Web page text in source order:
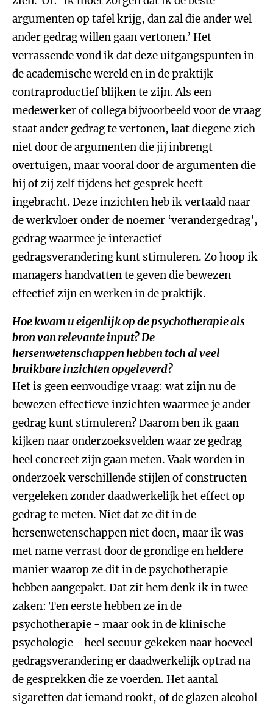
argumenten op tafel krijg, dan zal die ander wel
ander gedrag willen gaan vertonen.’ Het
verrassende vond ik dat deze uitgangspunten in
de academische wereld en in de praktijk
contraproductief blijken te zijn. Als een
medewerker of collega bijvoorbeeld voor de vraag
staat ander gedrag te vertonen, laat diegene zich
niet door de argumenten die jij inbrengt
overtuigen, maar vooral door de argumenten die
hij of zij zelf tijdens het gesprek heeft
ingebracht. Deze inzichten heb ik vertaald naar
de werkvloer onder de noemer ‘verandergedrag’,
gedrag waarmee je interactief
gedragsverandering kunt stimuleren. Zo hoop ik
managers handvatten te geven die bewezen
effectief zijn en werken in de praktijk.
Hoe kwam u eigenlijk op de psychotherapie als
bron van relevante input? De
hersenwetenschappen hebben toch al veel
bruikbare inzichten opgeleverd?
Het is geen eenvoudige vraag: wat zijn nu de
bewezen effectieve inzichten waarmee je ander
gedrag kunt stimuleren? Daarom ben ik gaan
kijken naar onderzoeksvelden waar ze gedrag
heel concreet zijn gaan meten. Vaak worden in
onderzoek verschillende stijlen of constructen
vergeleken zonder daadwerkelijk het effect op
gedrag te meten. Niet dat ze dit in de
hersenwetenschappen niet doen, maar ik was
met name verrast door de grondige en heldere
manier waarop ze dit in de psychotherapie
hebben aangepakt. Dat zit hem denk ik in twee
zaken: Ten eerste hebben ze in de
psychotherapie - maar ook in de klinische
psychologie - heel secuur gekeken naar hoeveel
gedragsverandering er daadwerkelijk optrad na
de gesprekken die ze voerden. Het aantal
sigaretten dat iemand rookt, of de glazen alcohol